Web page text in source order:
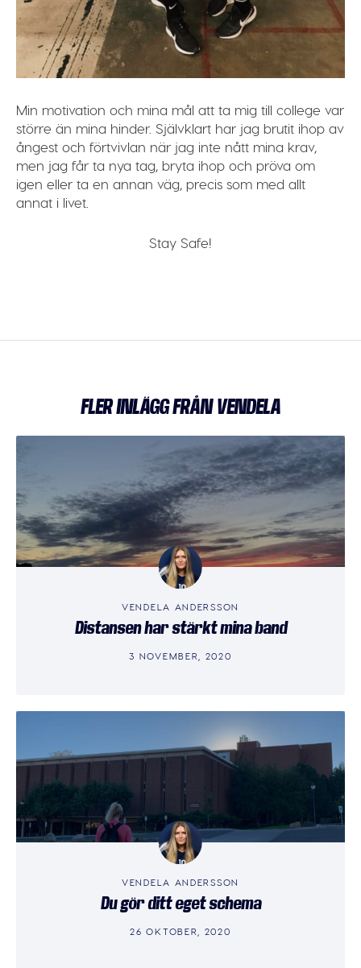
Min motivation och mina mål att ta mig till college var
större än mina hinder. Självklart har jag brutit ihop av
ångest och förtvivlan när jag inte nått mina krav,
men jag får ta nya tag, bryta ihop och pröva om
igen eller ta en annan väg, precis som med allt
annat i livet.
Stay Safe!
FLER INLÄGG FRÅN VENDELA
VENDELA ANDERSSON
Distansen har stärkt mina band
3 NOVEMBER, 2020
VENDELA ANDERSSON
Du gör ditt eget schema
26 OKTOBER, 2020